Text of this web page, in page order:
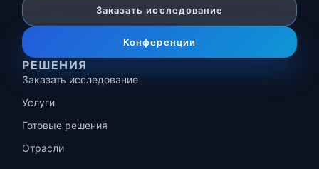
Заказать исследование
Конференции
РЕШЕНИЯ
Заказать исследование
Услуги
Готовые решения
Отрасли